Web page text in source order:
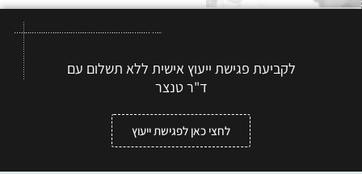
לקביעת פגישת ייעוץ אישית ללא תשלום עם
ד"ר טנצר
לחצי כאן לפגישת ייעוץ